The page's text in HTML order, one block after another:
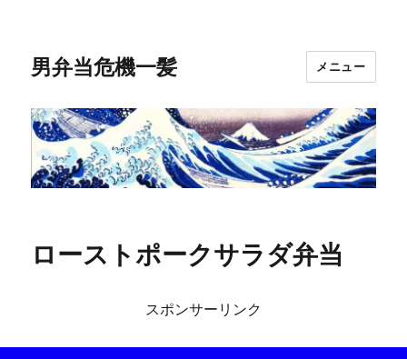
男弁当危機一髪 メニュー
ローストポークサラダ弁当
スポンサーリンク